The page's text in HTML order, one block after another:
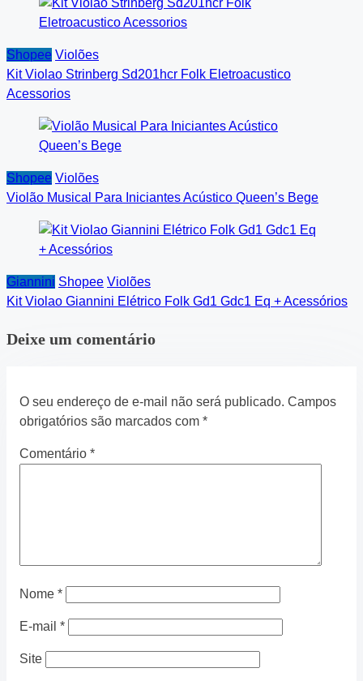
Shopee Violões
Kit Violao Strinberg Sd201hcr Folk Eletroacustico
Acessorios
Shopee Violões
Violão Musical Para Iniciantes Acústico Queen’s Bege
Giannini Shopee Violões
Kit Violao Giannini Elétrico Folk Gd1 Gdc1 Eq + Acessórios
Deixe um comentário
O seu endereço de e-mail não será publicado. Campos
obrigatórios são marcados com *
Comentário *
Nome *
E-mail *
Site